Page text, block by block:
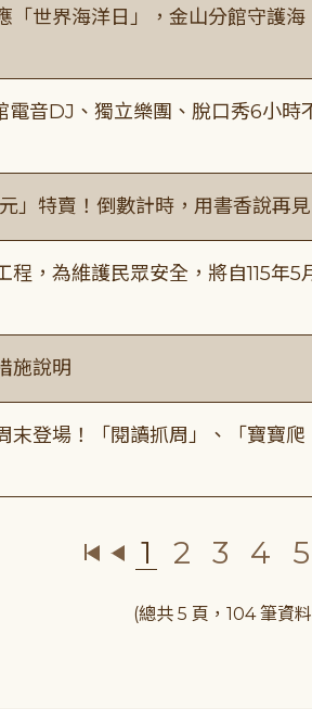
「世界海洋日」，金山分館守護海
電音DJ、獨立樂團、脫口秀6小時
」特賣！倒數計時，用書香說再見
程，為維護民眾安全，將自115年5
施說明
末登場！「閱讀抓周」、「寶寶爬
1 2 3 4 5
(總共 5 頁，104 筆資